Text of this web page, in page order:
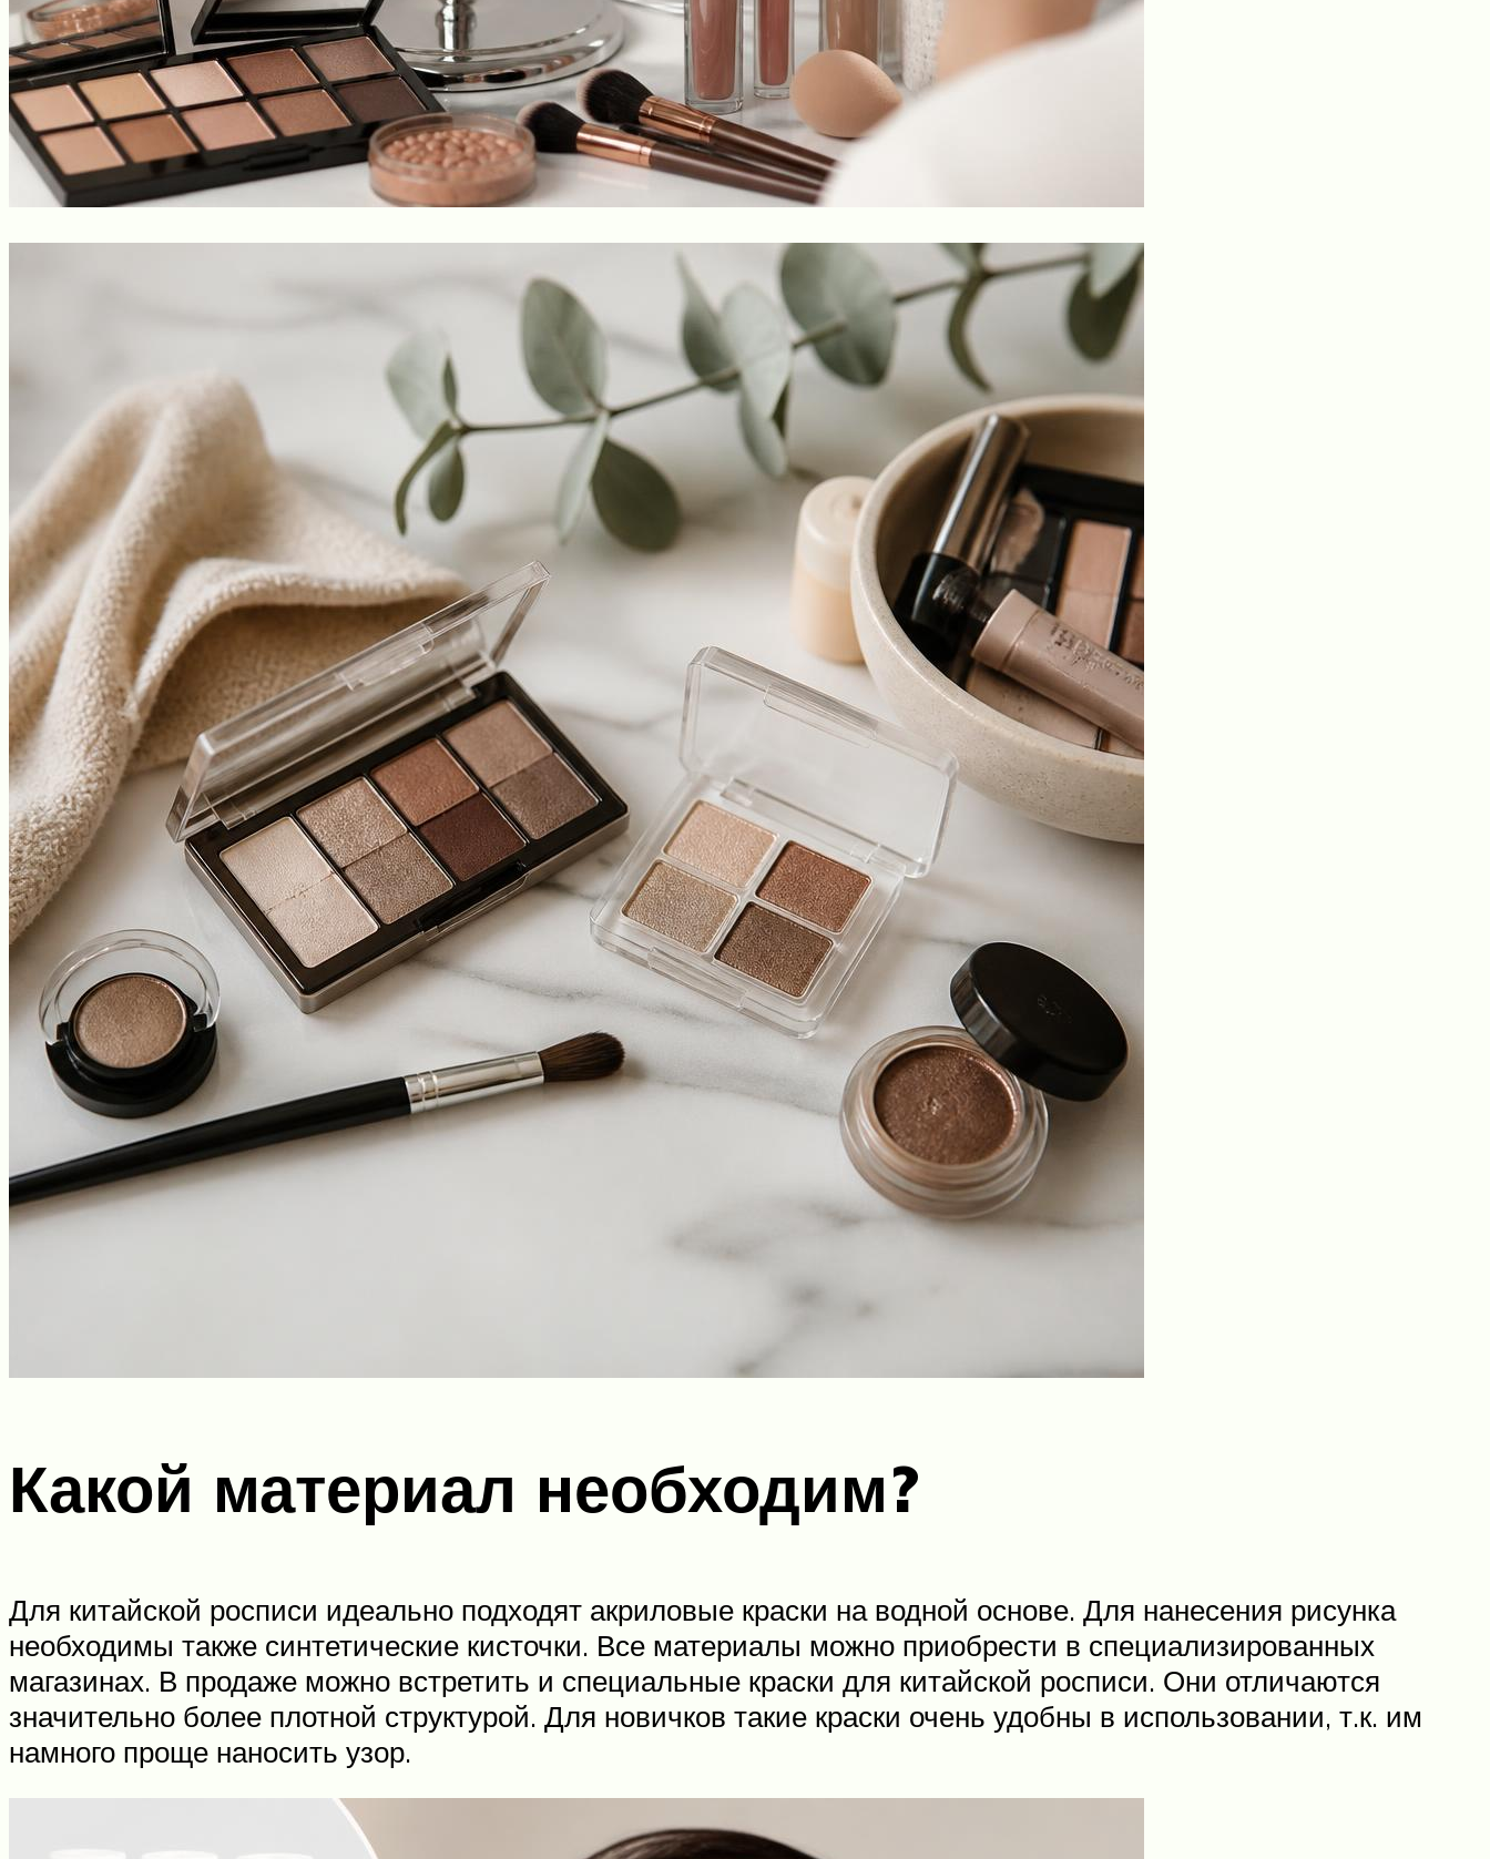
Какой материал необходим?
Для китайской росписи идеально подходят акриловые краски на водной основе. Для нанесения рисунка
необходимы также синтетические кисточки. Все материалы можно приобрести в специализированных
магазинах. В продаже можно встретить и специальные краски для китайской росписи. Они отличаются
значительно более плотной структурой. Для новичков такие краски очень удобны в использовании, т.к. им
намного проще наносить узор.